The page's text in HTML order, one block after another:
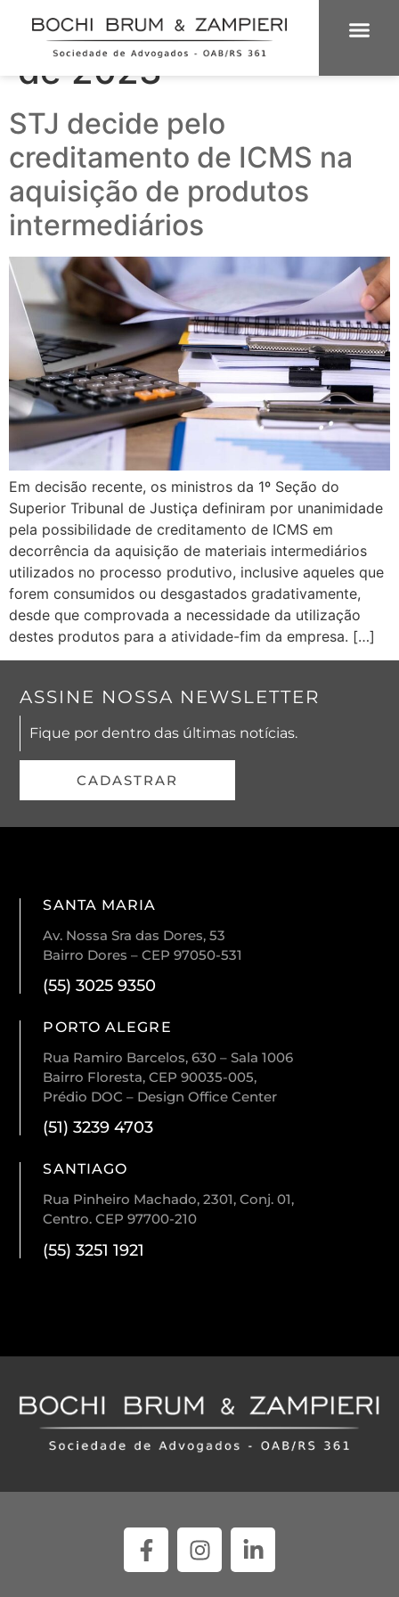
Dia:6 de novembro
de 2023
STJ decide pelo
creditamento de ICMS na
aquisição de produtos
intermediários
Em decisão recente, os ministros da 1º Seção do
Superior Tribunal de Justiça definiram por unanimidade
pela possibilidade de creditamento de ICMS em
decorrência da aquisição de materiais intermediários
utilizados no processo produtivo, inclusive aqueles que
forem consumidos ou desgastados gradativamente,
desde que comprovada a necessidade da utilização
destes produtos para a atividade-fim da empresa. […]
ASSINE NOSSA NEWSLETTER
Fique por dentro das últimas notícias.
CADASTRAR
SANTA MARIA
Av. Nossa Sra das Dores, 53
Bairro Dores – CEP 97050-531
(55) 3025 9350
PORTO ALEGRE
Rua Ramiro Barcelos, 630 – Sala 1006
Bairro Floresta, CEP 90035-005,
Prédio DOC – Design Office Center
(51) 3239 4703
SANTIAGO
Rua Pinheiro Machado, 2301, Conj. 01,
Centro. CEP 97700-210
(55) 3251 1921